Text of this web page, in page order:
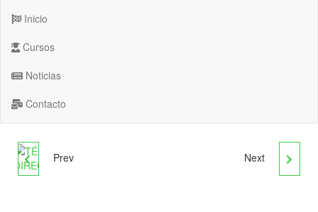
Inicio
Cursos
Noticias
Contacto
TÉCNICAS DE MANDO
Prev ADGD305PO GESTIÓN
Next